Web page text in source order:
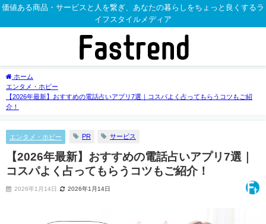
価値ある商品・サービスと人を繋ぎ、あなたの暮らしをちょっと良くするラ
イフスタイルメディア
ホーム
エンタメ・ホビー
【2026年最新】おすすめの電話占いアプリ7選｜コスパよく占ってもらうコツもご紹
介！
エンタメ・ホビー PR サービス
【2026年最新】おすすめの電話占いアプリ7選｜
コスパよく占ってもらうコツもご紹介！
2026年1月14日 2026年1月14日